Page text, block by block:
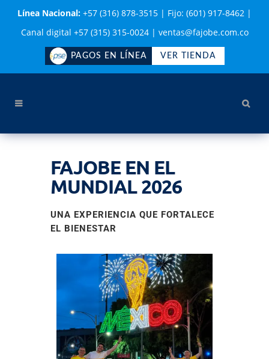
Línea Nacional: +57 (316) 878-3515 | Fijo: (601) 917-8462 |
Canal digital +57 (315) 315-0024| ventas@fajobe.com.co
PAGOS EN LÍNEA VER TIENDA
FAJOBE EN EL
MUNDIAL 2026
UNA EXPERIENCIA QUE FORTALECE
EL BIENESTAR